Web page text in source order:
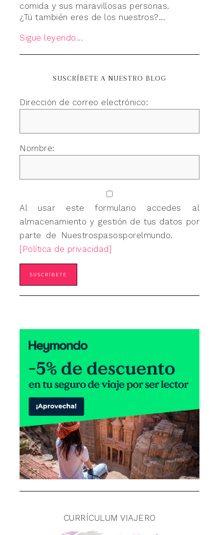
comida y sus maravillosas personas.
¿Tú también eres de los nuestros?...
Sigue leyendo...
SUSCRÍBETE A NUESTRO BLOG
Dirección de correo electrónico:
Nombre:
Al usar este formulario accedes al
almacenamiento y gestión de tus datos por
parte de Nuestrospasosporelmundo.
[Política de privacidad]
CURRÍCULUM VIAJERO